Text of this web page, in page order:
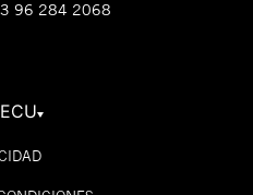
96 284 2068
ECU